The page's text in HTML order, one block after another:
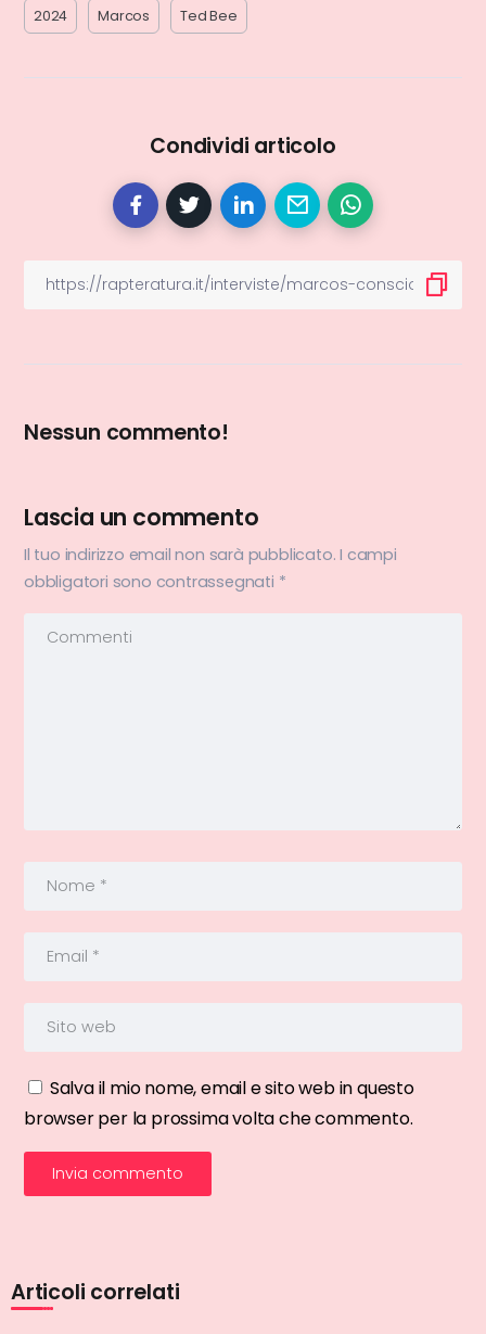
2024 Marcos Ted Bee
Condividi articolo
Nessun commento!
Lascia un commento
Il tuo indirizzo email non sarà pubblicato. I campi
obbligatori sono contrassegnati *
Salva il mio nome, email e sito web in questo
browser per la prossima volta che commento.
Articoli correlati